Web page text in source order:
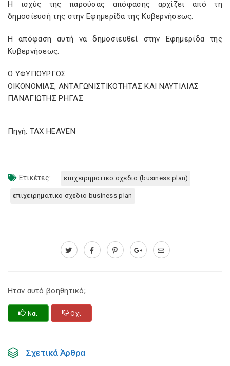
Η ισχύς της παρούσας απόφασης αρχίζει από τη
δημοσίευσή της στην Εφημερίδα της Κυβερνήσεως.
Η απόφαση αυτή να δημοσιευθεί στην Εφημερίδα της
Κυβερνήσεως.
Ο ΥΦΥΠΟΥΡΓΟΣ
ΟΙΚΟΝΟΜΙΑΣ, ΑΝΤΑΓΩΝΙΣΤΙΚΟΤΗΤΑΣ ΚΑΙ ΝΑΥΤΙΛΙΑΣ
ΠΑΝΑΓΙΩΤΗΣ ΡΗΓΑΣ
Πηγή: TAX HEAVEN
Ετικέτες: επιχειρηματικο σχεδιο (business plan)
επιχειρηματικο σχεδιο business plan
Ηταν αυτό βοηθητικό;
Ναι Οχι
Σχετικά Άρθρα